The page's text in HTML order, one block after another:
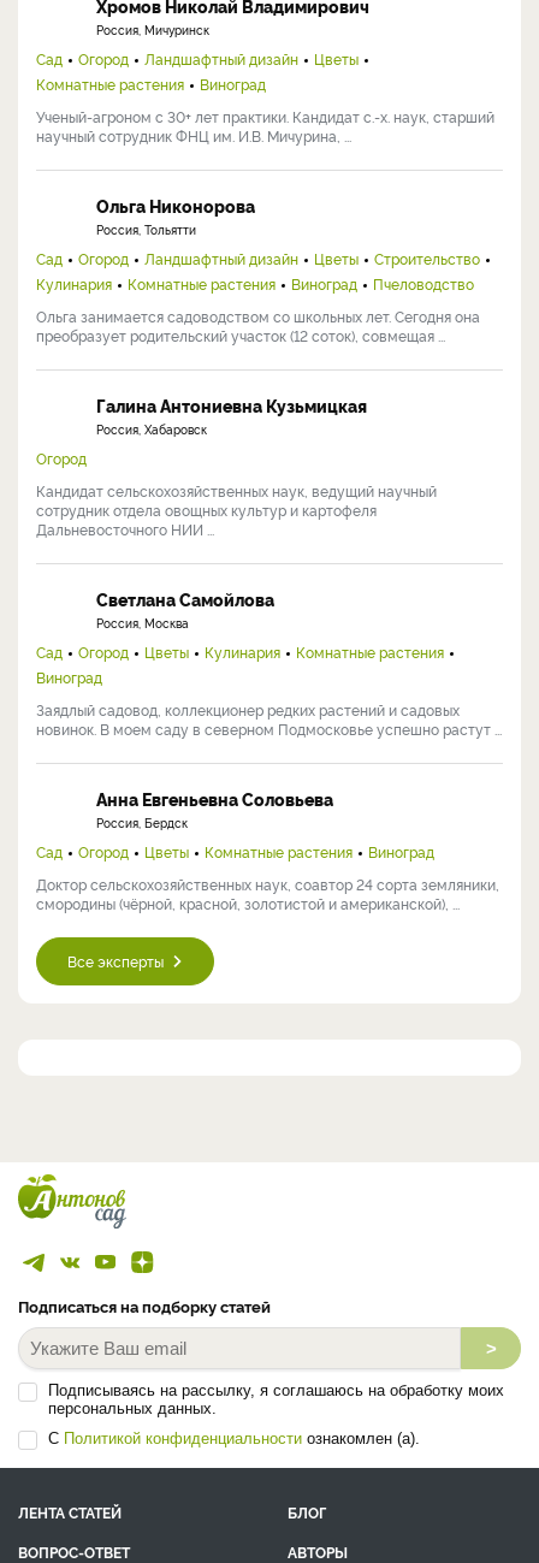
Хромов Николай Владимирович
Россия, Мичуринск
Сад Огород Ландшафтный дизайн
Цветы
Комнатные растения
Виноград
Ученый-агроном с 30+ лет практики. Кандидат с.-х. наук, старший
научный сотрудник ФНЦ им. И.В. Мичурина, ...
Ольга Никонорова
Россия, Тольятти
Сад Огород Ландшафтный дизайн Цветы
Строительство
Кулинария
Комнатные растения Виноград
Пчеловодство
Ольга занимается садоводством со школьных лет. Сегодня она
преобразует родительский участок (12 соток), совмещая ...
Галина Антониевна Кузьмицкая
Россия, Хабаровск
Огород
Кандидат сельскохозяйственных наук, ведущий научный
сотрудник отдела овощных культур и картофеля
Дальневосточного НИИ ...
Светлана Самойлова
Россия, Москва
Сад Огород Цветы Кулинария
Комнатные растения
Виноград
Заядлый садовод, коллекционер редких растений и садовых
новинок. В моем саду в северном Подмосковье успешно растут ...
Анна Евгеньевна Соловьева
Россия, Бердск
Сад Огород Цветы Комнатные растения
Виноград
Доктор сельскохозяйственных наук, соавтор 24 сорта земляники,
смородины (чёрной, красной, золотистой и американской), ...
Все эксперты
Подписаться на подборку статей
>
Подписываясь на рассылку, я соглашаюсь на обработку моих
персональных данных.
С Политикой конфиденциальности ознакомлен (а).
ЛЕНТА СТАТЕЙ
БЛОГ
ВОПРОС-ОТВЕТ
АВТОРЫ